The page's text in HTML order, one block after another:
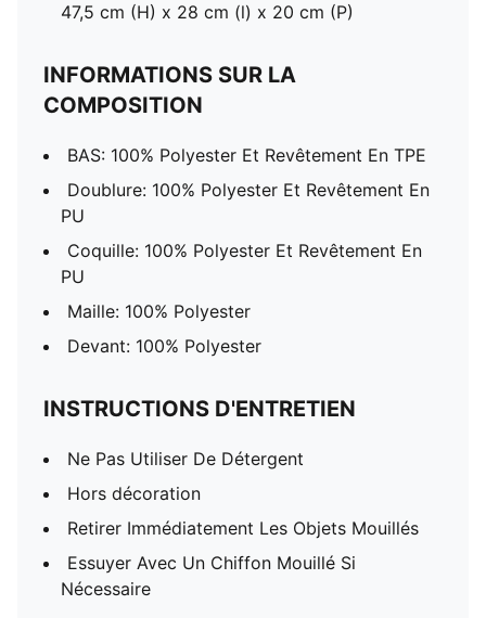
47,5 cm (H) x 28 cm (l) x 20 cm (P)
INFORMATIONS SUR LA
COMPOSITION
BAS: 100% Polyester Et Revêtement En TPE
Doublure: 100% Polyester Et Revêtement En
PU
Coquille: 100% Polyester Et Revêtement En
PU
Maille: 100% Polyester
Devant: 100% Polyester
INSTRUCTIONS D'ENTRETIEN
Ne Pas Utiliser De Détergent
Hors décoration
Retirer Immédiatement Les Objets Mouillés
Essuyer Avec Un Chiffon Mouillé Si
Nécessaire